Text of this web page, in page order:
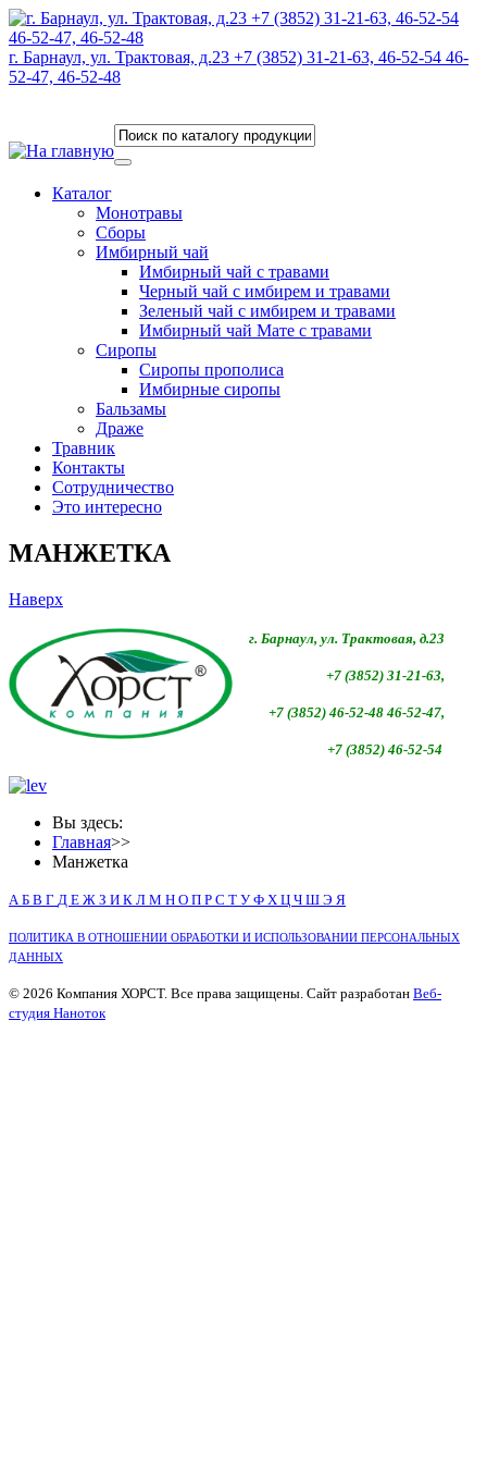
г. Барнаул, ул. Трактовая, д.23 +7 (3852) 31-21-63, 46-52-54 46-
52-47, 46-52-48
Каталог
Монотравы
Сборы
Имбирный чай
Имбирный чай с травами
Черный чай с имбирем и травами
Зеленый чай с имбирем и травами
Имбирный чай Мате с травами
Сиропы
Сиропы прополиса
Имбирные сиропы
Бальзамы
Драже
Травник
Контакты
Сотрудничество
Это интересно
МАНЖЕТКА
Наверх
г. Барнаул, ул. Трактовая, д.23
+7 (3852) 31-21-63,
+7 (3852) 46-52-48 46-52-47,
+7 (3852) 46-52-54
Вы здесь:
Главная>>
Манжетка
А Б В Г Д Е Ж З И К Л М Н О П Р С Т У Ф Х Ц Ч Ш Э Я
ПОЛИТИКА В ОТНОШЕНИИ ОБРАБОТКИ И ИСПОЛЬЗОВАНИИ ПЕРСОНАЛЬНЫХ
ДАННЫХ
© 2026 Компания ХОРСТ. Все права защищены. Сайт разработан Веб-
студия Наноток